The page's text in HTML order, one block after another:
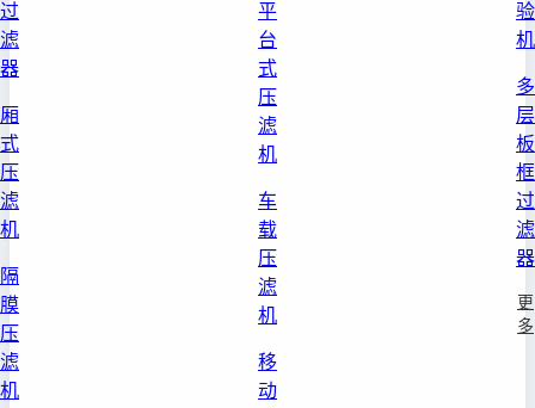
过
滤
器
厢
式
压
滤
机
隔
膜
压
滤
机
平
台
式
压
滤
机
车
载
压
滤
机
移
动
验
机
多
层
板
框
过
滤
器
更
多